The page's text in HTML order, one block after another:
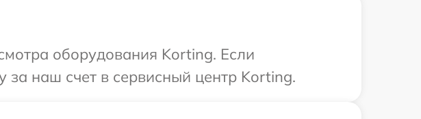
оборудования Korting. Если
за наш счет в сервисный центр Korting.